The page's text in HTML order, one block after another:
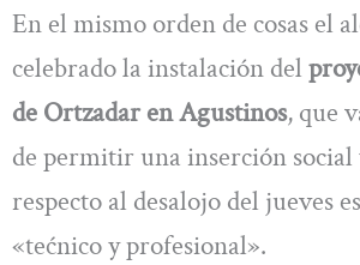
En el mismo orden de cosas el
celebrado la instalación del
de Ortzadar en Agustinos, que
de permitir una inserción
respecto al desalojo del jueves
«tećnico y profesional».